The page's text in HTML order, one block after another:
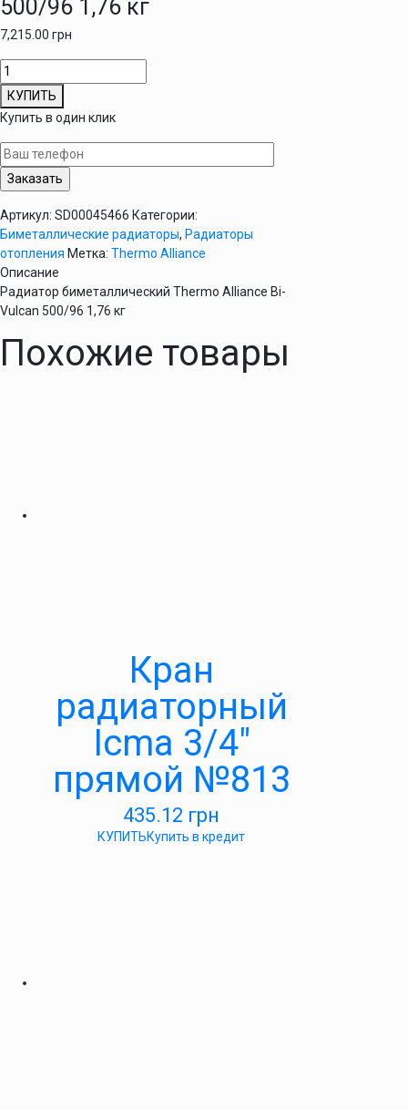
500/96 1,76 кг
7,215.00 грн
Количество
товара
Радиатор
биметаллический
Thermo
Alliance
Bi-
500/96
1,76
кг
КУПИТЬ
Купить в один клик
Артикул: SD00045466 Категории:
Биметаллические радиаторы, Радиаторы
отопления Метка: Thermo Alliance
Описание
Радиатор биметаллический Thermo Alliance Bi-
Vulcan 500/96 1,76 кг
Похожие товары
Кран
радиаторный
Icma 3/4″
прямой №813
435.12 грн
КУПИТЬКупить в кредит